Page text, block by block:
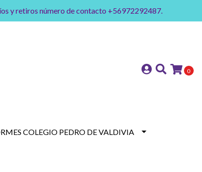
y retiros número de contacto +56972292487.
0
COLEGIO PEDRO DE VALDIVIA